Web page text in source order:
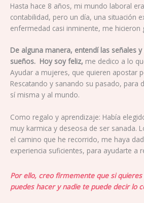
Hasta hace 8 años, mi mundo laboral
contabilidad, pero un día, una situación
enfermedad casi inminente, me hicieron
De alguna manera, entendí las señales
sueños. Hoy soy feliz, me dedico a lo
Ayudar a mujeres, que quieren apostar
Rescatando y sanando su pasado, para
sí misma y al mundo.
Como regalo y aprendizaje: Había
muy karmica y deseosa de ser sanada.
el camino que he recorrido, me haya
experiencia suficientes, para ayudarte a
Por ello, creo firmemente que si
puedes hacer y nadie te puede decir lo